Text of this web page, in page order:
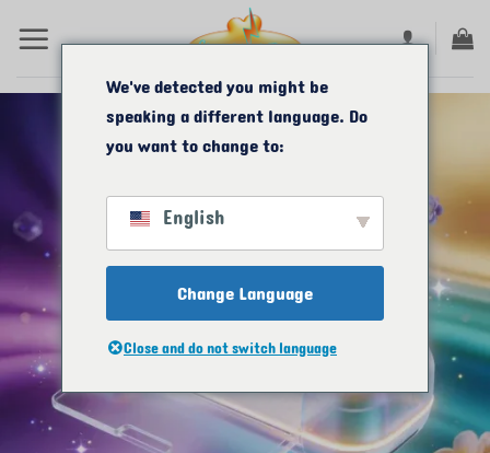
contenido
We've detected you might be
speaking a different language. Do
you want to change to:
English
Change Language
Close and do not switch language